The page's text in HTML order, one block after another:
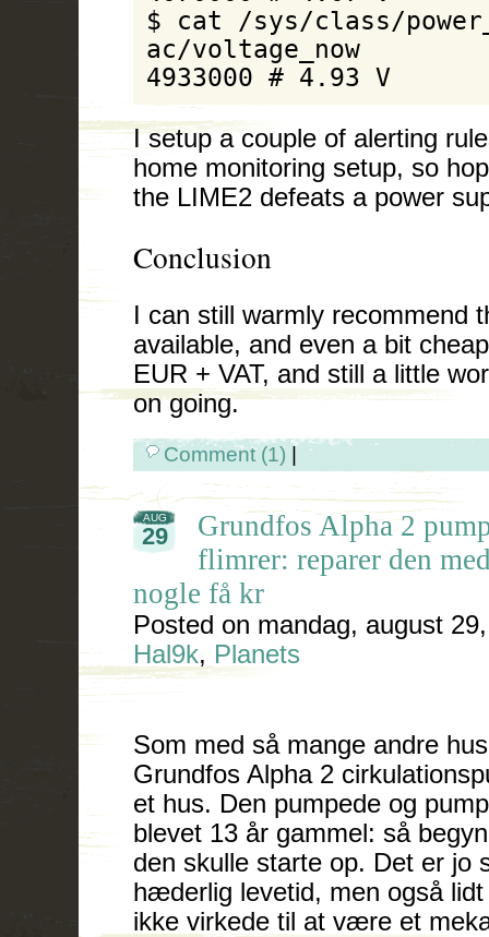
$ cat /sys/class/
ac/voltage_now
4933000 # 4.93 V
I setup a couple of alerting
home monitoring setup, so
the LIME2 defeats a power
Conclusion
I can still warmly recommend
available, and even a bit
EUR + VAT, and still a little
on going.
Comment (1)
AUG
29
Grundfos Alpha 2
flimrer: reparer den
nogle få kr
Posted on mandag, august
Hal9k, Planets
Som med så mange andre
Grundfos Alpha 2
et hus. Den pumpede og
blevet 13 år gammel: så
den skulle starte op. Det er jo
hæderlig levetid, men også
ikke virkede til at være et